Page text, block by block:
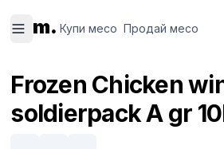
m. Купи месо Продай месо
месо
месо
Frozen Chicken
soldierpack A gr